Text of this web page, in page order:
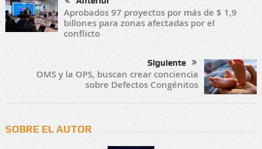
Aprobados 97 proyectos por más de $ 1,9
billones para zonas afectadas por el
conflicto
Siguiente
OMS y la OPS, buscan crear conciencia
sobre Defectos Congénitos
SOBRE EL AUTOR